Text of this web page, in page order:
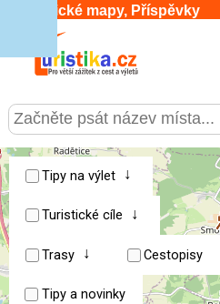
Turistické mapy, Příspěvky
CESTOVÁNÍ
SLUŽBY &
PRO TURISTY ›
MOJE TURISTIKA
Tipy na výlet ↓
Turistické cíle ↓
Trasy ↓ Cestopisy
Tipy a novinky